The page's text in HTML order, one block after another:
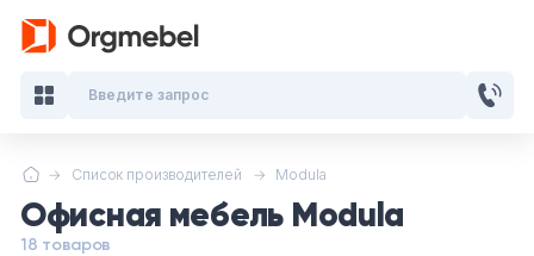
Список производителей Modula
Офисная мебель Modula
18 товаров
Введите запрос
Кабинеты руководителя